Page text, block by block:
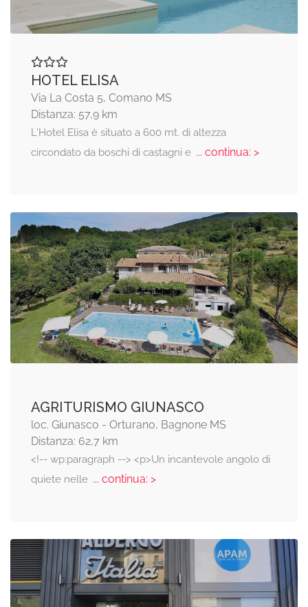
HOTEL ELISA
Via La Costa 5, Comano MS
Distanza: 57,9 km
L'Hotel Elisa è situato a 600 mt. di altezza
circondato da boschi di castagni e... continua: >
AGRITURISMO GIUNASCO
loc. Giunasco - Orturano, Bagnone MS
Distanza: 62,7 km
<!-- wp:paragraph --> <p>Un incantevole angolo di
quiete nelle... continua: >